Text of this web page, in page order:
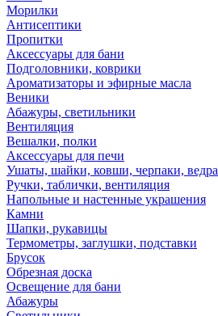
Морилки
Антисептики
Пропитки
Аксессуары для бани
Подголовники, коврики
Ароматизаторы и эфирные масла
Веники
Абажуры, светильники
Вентиляция
Вешалки, полки
Аксессуары для печи
Ушаты, шайки, ковши, черпаки, ведра
Ручки, таблички, вентиляция
Напольные и настенные украшения
Камни
Шапки, рукавицы
Термометры, заглушки, подставки
Брусок
Обрезная доска
Освещение для бани
Абажуры